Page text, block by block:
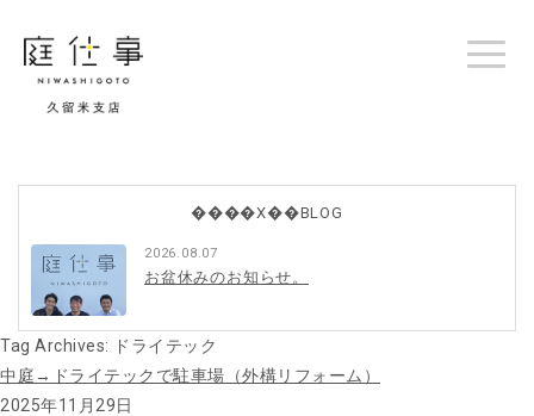
����X��BLOG
2026.08.07
お盆休みのお知らせ。
Tag Archives:
ドライテック
中庭→ドライテックで駐車場（外構リフォーム）
2025年11月29日